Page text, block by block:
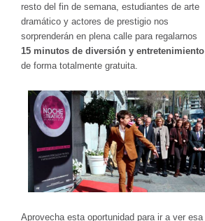
resto del fin de semana, estudiantes de arte
dramático y actores de prestigio nos
sorprenderán en plena calle para regalarnos
15 minutos de diversión y entretenimiento
de forma totalmente gratuita.
Aprovecha esta oportunidad para ir a ver esa